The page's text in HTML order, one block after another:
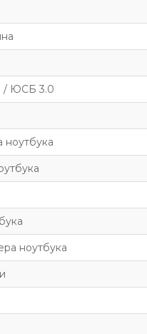
/ ЮСБ 3.0
ноутбука
ноутбука